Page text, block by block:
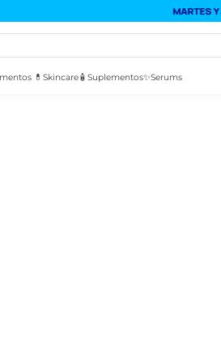
💊 Skincare🧴 Suplementos✨Serums